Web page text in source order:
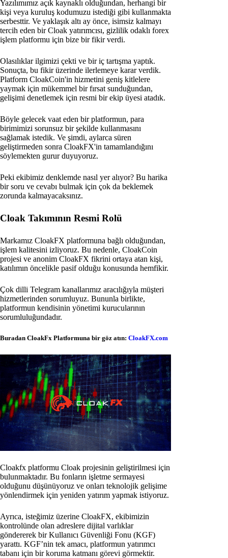
Yazılımımız açık kaynaklı olduğundan, herhangi bir
kişi veya kuruluş kodumuzu istediği gibi kullanmakta
serbesttir. Ve yaklaşık altı ay önce, isimsiz kalmayı
tercih eden bir Cloak yatırımcısı, gizlilik odaklı forex
işlem platformu için bize bir fikir verdi.
Olasılıklar ilgimizi çekti ve bir iç tartışma yaptık.
Sonuçta, bu fikir üzerinde ilerlemeye karar verdik.
Platform CloakCoin'in hizmetini geniş kitlelere
yaymak için mükemmel bir fırsat sunduğundan,
gelişimi denetlemek için resmi bir ekip üyesi atadık.
Böyle gelecek vaat eden bir platformun, para
birimimizi sorunsuz bir şekilde kullanmasını
sağlamak istedik. Ve şimdi, aylarca süren
geliştirmeden sonra CloakFX'in tamamlandığını
söylemekten gurur duyuyoruz.
Peki ekibimiz denklemde nasıl yer alıyor? Bu harika
bir soru ve cevabı bulmak için çok da beklemek
zorunda kalmayacaksınız.
Cloak Takımının Resmi Rolü
Markamız CloakFX platformuna bağlı olduğundan,
işlem kalitesini izliyoruz. Bu nedenle, CloakCoin
projesi ve anonim CloakFX fikrini ortaya atan kişi,
katılımın öncelikle pasif olduğu konusunda hemfikir.
Çok dilli Telegram kanallarımız aracılığıyla müşteri
hizmetlerinden sorumluyuz. Bununla birlikte,
platformun kendisinin yönetimi kurucularının
sorumluluğundadır.
Buradan CloakFx Platformuna bir göz atın: CloakFX.com
Cloakfx platformu Cloak projesinin geliştirilmesi için
bulunmaktadır. Bu fonların işletme sermayesi
olduğunu düşünüyoruz ve onları teknolojik gelişime
yönlendirmek için yeniden yatırım yapmak istiyoruz.
Ayrıca, isteğimiz üzerine CloakFX, ekibimizin
kontrolünde olan adreslere dijital varlıklar
göndererek bir Kullanıcı Güvenliği Fonu (KGF)
yarattı. KGF’nin tek amacı, platformun yatırımcı
tabanı için bir koruma katmanı görevi görmektir.